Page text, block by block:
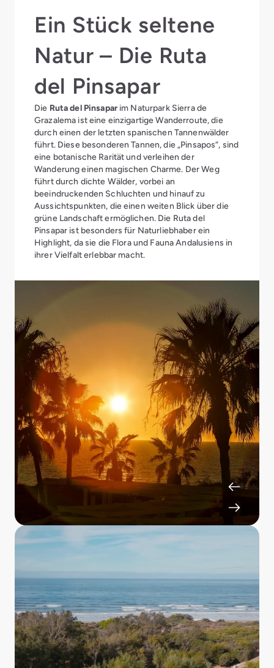
Ein Stück seltene
Natur – Die Ruta
del Pinsapar
Die Ruta del Pinsaparim Naturpark Sierra de
Grazalema ist eine einzigartige Wanderroute, die
durch einen der letzten spanischen Tannenwälder
führt. Diese besonderen Tannen, die „Pinsapos“, sind
eine botanische Rarität und verleihen der
Wanderung einen magischen Charme. Der Weg
führt durch dichte Wälder, vorbei an
beeindruckenden Schluchten und hinauf zu
Aussichtspunkten, die einen weiten Blick über die
grüne Landschaft ermöglichen. Die Ruta del
Pinsapar ist besonders für Naturliebhaber ein
Highlight, da sie die Flora und Fauna Andalusiens in
ihrer Vielfalt erlebbar macht.